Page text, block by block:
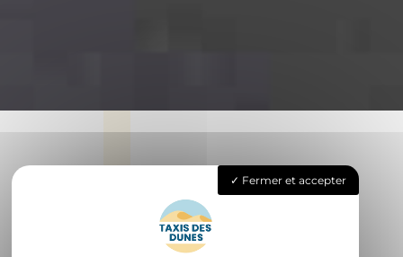
Fermer et accepter